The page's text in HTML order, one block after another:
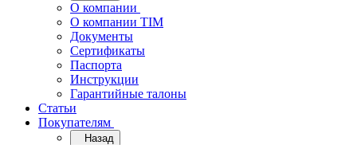
О компании
О компании TIM
Документы
Сертификаты
Паспорта
Инструкции
Гарантийные талоны
Статьи
Покупателям
Назад